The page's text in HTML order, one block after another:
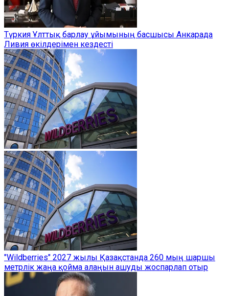
Түркия Ұлттық барлау ұйымының басшысы Анкарада
Ливия өкілдерімен кездесті
"Wildberries" 2027 жылы Қазақстанда 260 мың шаршы
метрлік жаңа қойма алаңын ашуды жоспарлап отыр